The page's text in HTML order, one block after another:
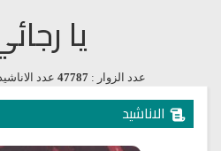
يا
عدد الزوار : 47787 عدد
الاناشيد